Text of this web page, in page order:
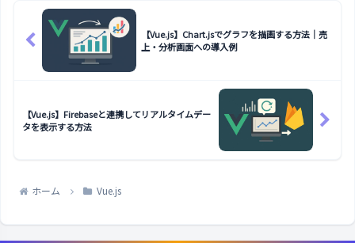
【Vue.js】Chart.jsでグラフを描画する方法｜売
上・分析画面への導入例
【Vue.js】Firebaseと連携してリアルタイムデー
タを表示する方法
ホーム Vue.js